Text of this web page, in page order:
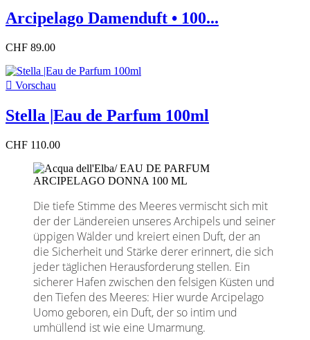
Arcipelago Damenduft • 100...
CHF 89.00
 Vorschau
Stella |Eau de Parfum 100ml
CHF 110.00
Die tiefe Stimme des Meeres vermischt sich mit
der der Ländereien unseres Archipels und seiner
üppigen Wälder und kreiert einen Duft, der an
die Sicherheit und Stärke derer erinnert, die sich
jeder täglichen Herausforderung stellen. Ein
sicherer Hafen zwischen den felsigen Küsten und
den Tiefen des Meeres: Hier wurde Arcipelago
Uomo geboren, ein Duft, der so intim und
umhüllend ist wie eine Umarmung.